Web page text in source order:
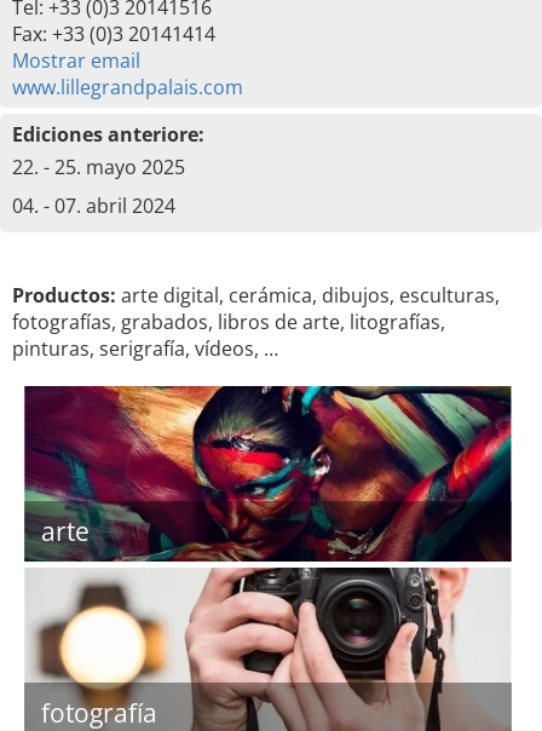
Tel: +33 (0)3 20141516
Fax: +33 (0)3 20141414
Mostrar email
www.lillegrandpalais.com
Ediciones anteriore:
22. - 25. mayo 2025
04. - 07. abril 2024
Productos: arte digital, cerámica, dibujos, esculturas,
fotografías, grabados, libros de arte, litografías,
pinturas, serigrafía, vídeos, …
arte
fotografía